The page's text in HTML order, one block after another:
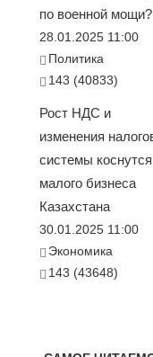
по военной мощи?
28.01.2025 11:00
Политика
143 (40833)
Рост НДС и
изменения
системы коснутся
малого бизнеса
Казахстана
30.01.2025 11:00
Экономика
143 (43648)